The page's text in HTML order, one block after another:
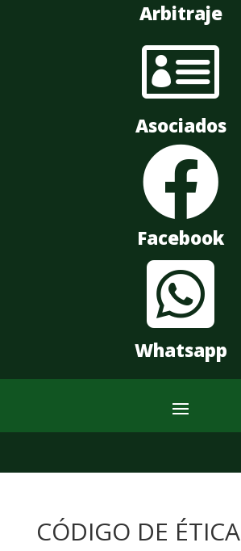
Arbitraje

Asociados

Facebook

Whatsapp
CÓDIGO DE ÉTICA